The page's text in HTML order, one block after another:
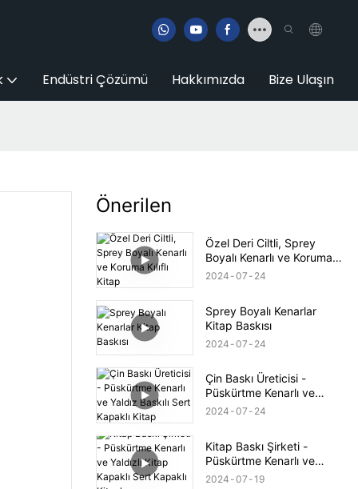
Endüstri Çözümü Hakkımızda Bize Ulaşın
Önerilen
Özel Deri Ciltli, Sprey
Boyalı Kenarlı ve Koruma
Kılıflı Kitap
2024 07 24
Sprey Boyalı Kenarlar
Kitap Baskısı
2024 07 24
Çin Baskı Üreticisi -
Püskürtme Kenarlı ve
Yaldız Baskılı Sert Kapaklı
2024 07 24
Kitap Baskı Şirketi -
Püskürtme Kenarlı ve
Yaldızlı Kitap Kapaklı Sert
2024 07 19